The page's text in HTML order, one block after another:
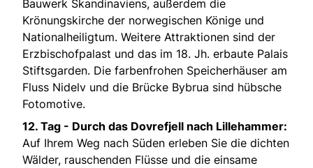
Bauwerk Skandinaviens, außerdem die
Krönungskirche der norwegischen Könige und
Nationalheiligtum. Weitere Attraktionen sind der
Erzbischofpalast und das im 18. Jh. erbaute Palais
Stiftsgarden. Die farbenfrohen Speicherhäuser am
Fluss Nidelv und die Brücke Bybrua sind hübsche
Fotomotive.
12. Tag - Durch das Dovrefjell nach Lillehammer:
Auf Ihrem Weg nach Süden erleben Sie die dichten
Wälder, rauschenden Flüsse und die einsame